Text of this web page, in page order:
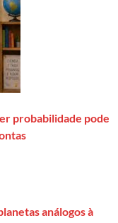
probabilidade pode
análogos à